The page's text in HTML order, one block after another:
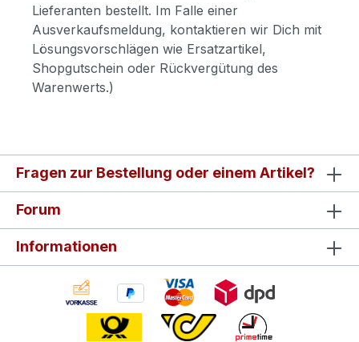
Lieferanten bestellt. Im Falle einer
Ausverkaufsmeldung, kontaktieren wir Dich mit
Lösungsvorschlägen wie Ersatzartikel,
Shopgutschein oder Rückvergütung des
Warenwerts.)
Fragen zur Bestellung oder einem Artikel?
Forum
Informationen